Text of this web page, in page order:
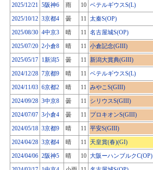
2025/12/21 5阪神6 雨 10 ベテルギウスS(L)
2025/10/12 3京都4 曇 11 太秦S(OP)
2025/08/30 4中京3 晴 11 名古屋城S(OP)
2025/07/20 2小倉8 晴 11 小倉記念(GIII)
2025/05/17 1新潟5 曇 11 新潟大賞典(GIII)
2024/12/28 7京都9 晴 11 ベテルギウスS(L)
2024/11/03 6京都2 晴 11 みやこS(GIII)
2024/09/28 3中京8 曇 11 シリウスS(GIII)
2024/07/07 3小倉4 曇 11 プロキオンS(GIII)
2024/05/18 3京都9 晴 11 平安S(GIII)
2024/04/28 3京都4 晴 11 天皇賞(春)(GI)
2024/04/06 2阪神5 晴 10 大阪ーハンブルクC(OP)